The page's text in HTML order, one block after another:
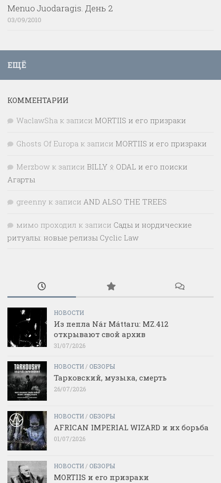
Menuo Juodaragis. День 2
03/09/2010
ЕЩЁ
КОММЕНТАРИИ
WaclawSha к записи MORTIIS и его призраки
Ghosts Of Europa к записи MORTIIS и его призраки
Merzbow к записи BILLY ᛟ ODAL и его поиски
Агарты
greenny к записи AND ALSO THE TREES
мимо проходил к записи Сады и нордические
ритуалы: новые релизы Cyclic Law
НОВОСТИ
Из пепла Nár Máttaru: MZ.412
открывают свой архив
31/07/2026
НОВОСТИ / ОБЗОРЫ
Тарковский, музыка, смерть
26/07/2026
НОВОСТИ / ОБЗОРЫ
AFRICAN IMPERIAL WIZARD и их борьба
01/07/2026
НОВОСТИ / ОБЗОРЫ
MORTIIS и его призраки